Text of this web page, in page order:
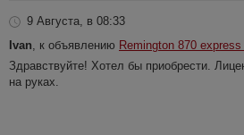
9 Августа, в 08:33
Ivan , к объявлению Remington 870
Здравствуйте! Хотел бы приобрести.
на руках.